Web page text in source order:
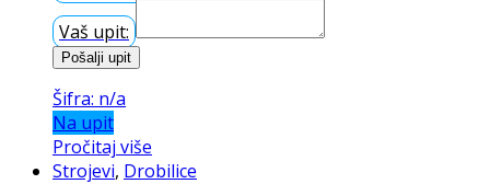
Vaš upit:
Pošalji upit
Šifra: n/a
Na upit
Pročitaj više
Strojevi, Drobilice